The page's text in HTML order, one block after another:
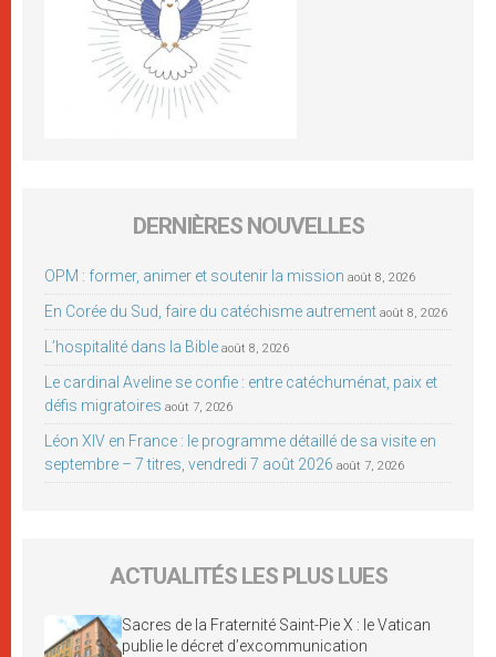
DERNIÈRES NOUVELLES
OPM : former, animer et soutenir la mission août 8, 2026
En Corée du Sud, faire du catéchisme autrement août 8, 2026
L’hospitalité dans la Bible août 8, 2026
Le cardinal Aveline se confie : entre catéchuménat, paix et
défis migratoires août 7, 2026
Léon XIV en France : le programme détaillé de sa visite en
septembre – 7 titres, vendredi 7 août 2026 août 7, 2026
ACTUALITÉS LES PLUS LUES
Sacres de la Fraternité Saint-Pie X : le Vatican
publie le décret d’excommunication